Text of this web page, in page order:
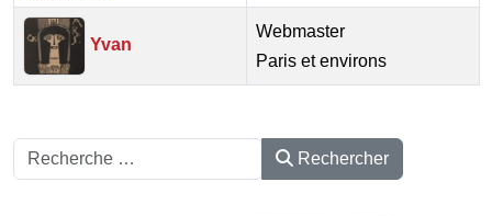
Yvan
Webmaster
Paris et environs
Rechercher Rechercher